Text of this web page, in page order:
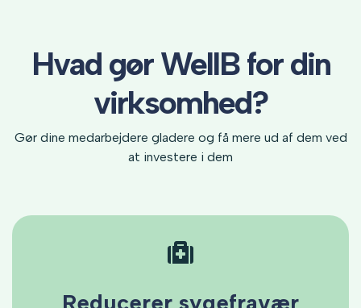
Hvad gør WellB for din
virksomhed?
Gør dine medarbejdere gladere og få mere ud af dem ved
at investere i dem